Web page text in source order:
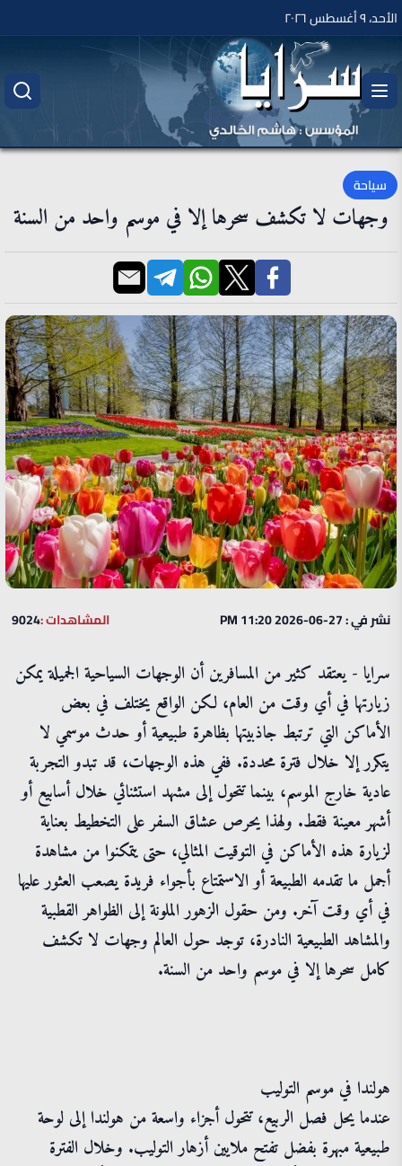
الأحد، ٩ أغسطس ٢٠٢٦
سياحة
وجهات لا تكشف سحرها إلا في موسم واحد من السنة
نشر في : 27-06-2026 11:20 PM المشاهدات :9024
سرايا - يعتقد كثير من المسافرين أن الوجهات السياحية الجميلة يمكن
زيارتها في أي وقت من العام، لكن الواقع يختلف في بعض
الأماكن التي ترتبط جاذبيتها بظاهرة طبيعية أو حدث موسمي لا
يتكرر إلا خلال فترة محددة. ففي هذه الوجهات، قد تبدو التجربة
عادية خارج الموسم، بينما تتحول إلى مشهد استثنائي خلال أسابيع أو
أشهر معينة فقط. ولهذا يحرص عشاق السفر على التخطيط بعناية
لزيارة هذه الأماكن في التوقيت المثالي، حتى يتمكنوا من مشاهدة
أجمل ما تقدمه الطبيعة أو الاستمتاع بأجواء فريدة يصعب العثور عليها
في أي وقت آخر. ومن حقول الزهور الملونة إلى الظواهر القطبية
والمشاهد الطبيعية النادرة، توجد حول العالم وجهات لا تكشف
كامل سحرها إلا في موسم واحد من السنة.
هولندا في موسم التوليب
عندما يحل فصل الربيع، تتحول أجزاء واسعة من هولندا إلى لوحة
طبيعية مبهرة بفضل تفتح ملايين أزهار التوليب. وخلال الفترة